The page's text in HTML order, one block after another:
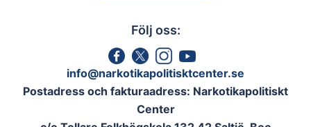
Följ oss:
info@narkotikapolitisktcenter.se
Postadress och fakturaadress: Narkotikapolitiskt
Center